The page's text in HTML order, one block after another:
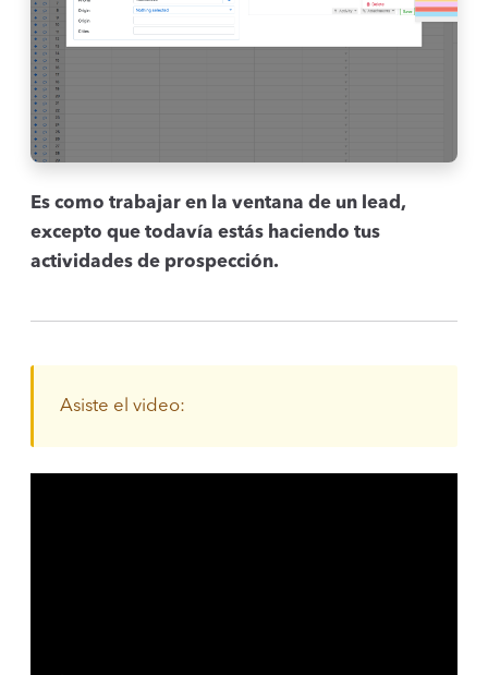
Es como trabajar en la ventana de un lead,
excepto que todavía estás haciendo tus
actividades de prospección.
Asiste el video: